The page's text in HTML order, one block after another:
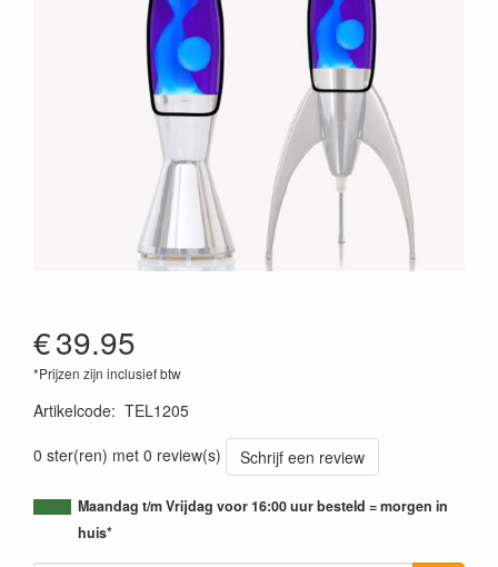
€39.95
*Prijzen zijn inclusief btw
Artikelcode: TEL1205
0 ster(ren) met 0 review(s)
Schrijf een review
Maandag t/m Vrijdag voor 16:00 uur besteld = morgen in
huis*